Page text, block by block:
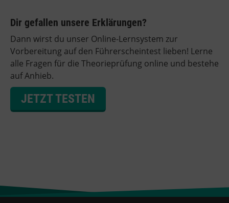
Dir gefallen unsere Erklärungen?
Dann wirst du unser Online-Lernsystem zur
Vorbereitung auf den Führerscheintest lieben! Lerne
alle Fragen für die Theorieprüfung online und bestehe
auf Anhieb.
JETZT TESTEN